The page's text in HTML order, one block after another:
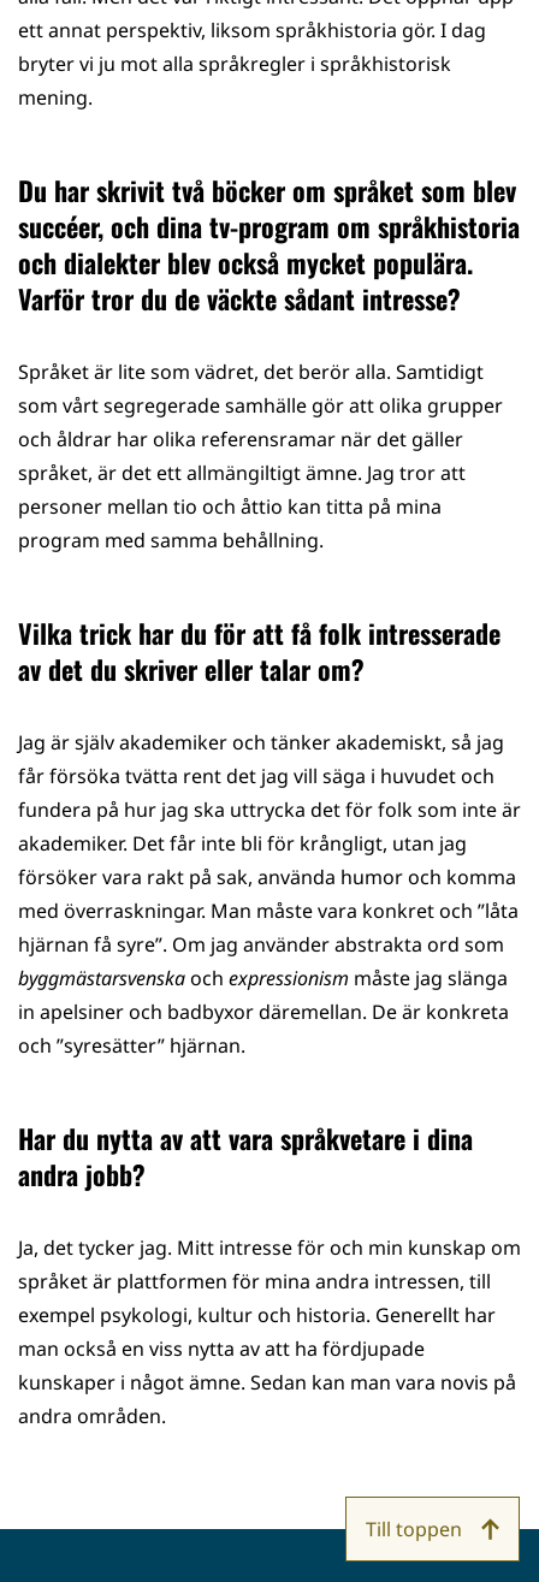
ett annat perspektiv, liksom språkhistoria gör. I dag
bryter vi ju mot alla språkregler i språkhistorisk
mening.
Du har skrivit två böcker om språket som blev
succéer, och dina tv-program om språkhistoria
och dialekter blev också mycket populära.
Varför tror du de väckte sådant intresse?
Språket är lite som vädret, det berör alla. Samtidigt
som vårt segregerade samhälle gör att olika grupper
och åldrar har olika referensramar när det gäller
språket, är det ett allmängiltigt ämne. Jag tror att
personer mellan tio och åttio kan titta på mina
program med samma behållning.
Vilka trick har du för att få folk intresserade
av det du skriver eller talar om?
Jag är själv akademiker och tänker akademiskt, så jag
får försöka tvätta rent det jag vill säga i huvudet och
fundera på hur jag ska uttrycka det för folk som inte är
akademiker. Det får inte bli för krångligt, utan jag
försöker vara rakt på sak, använda humor och komma
med överraskningar. Man måste vara konkret och ”låta
hjärnan få syre”. Om jag använder abstrakta ord som
byggmästarsvenskaoch expressionism måste jag slänga
in apelsiner och badbyxor däremellan. De är konkreta
och ”syresätter” hjärnan.
Har du nytta av att vara språkvetare i dina
andra jobb?
Ja, det tycker jag. Mitt intresse för och min kunskap om
språket är plattformen för mina andra intressen, till
exempel psykologi, kultur och historia. Generellt har
man också en viss nytta av att ha fördjupade
kunskaper i något ämne. Sedan kan man vara novis på
andra områden.
Till toppen